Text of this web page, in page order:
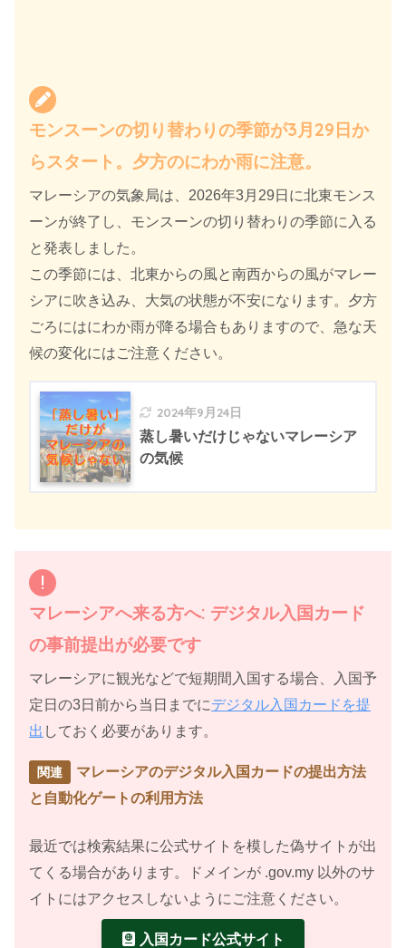
モンスーンの切り替わりの季節が3月29日か
らスタート。夕方のにわか雨に注意。
マレーシアの気象局は、2026年3月29日に北東モンス
ーンが終了し、モンスーンの切り替わりの季節に入る
と発表しました。
この季節には、北東からの風と南西からの風がマレー
シアに吹き込み、大気の状態が不安になります。夕方
ごろにはにわか雨が降る場合もありますので、急な天
候の変化にはご注意ください。
2024年9月24日
蒸し暑いだけじゃないマレーシア
の気候
マレーシアへ来る方へ: デジタル入国カード
の事前提出が必要です
マレーシアに観光などで短期間入国する場合、入国予
定日の3日前から当日までにデジタル入国カードを提
出 しておく必要があります。
マレーシアのデジタル入国カードの提出方法
と自動化ゲートの利用方法
最近では検索結果に公式サイトを模した偽サイトが出
てくる場合があります。ドメインが .gov.my 以外のサ
イトにはアクセスしないようにご注意ください。
入国カード公式サイト